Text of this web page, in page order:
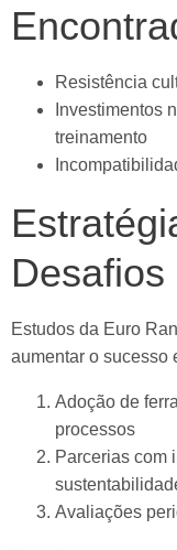
Resistência
Investimentos
treinamento
Desafios
Estudos da Euro
aumentar o sucesso
Adoção de
processos
Parcerias com
Avaliações